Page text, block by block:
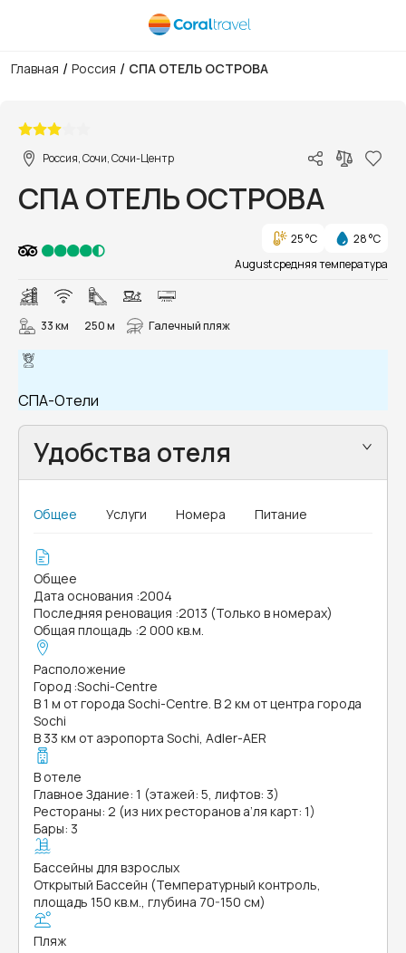
Главная / Россия / СПА ОТЕЛЬ ОСТРОВА
Россия, Сочи, Сочи-Центр
СПА ОТЕЛЬ ОСТРОВА
25 °C
28 °C
August средняя температура
33 км 250 м Галечный пляж
СПА-Отели
Удобства отеля
Общее Услуги Номера Питание
Общее
Дата основания :2004
Последняя реновация :2013 (Только в номерах)
Общая площадь :2 000 кв.м.
Расположение
Город :Sochi-Centre
В 1 м от города Sochi-Centre. В 2 км от центра города
Sochi
В 33 км от аэропорта Sochi, Adler-AER
В отеле
Главное Здание: 1 (этажей: 5, лифтов: 3)
Рестораны: 2 (из них ресторанов а’ля карт: 1)
Бары: 3
Бассейны для взрослых
Открытый Бассейн (Температурный контроль,
площадь 150 кв.м., глубина 70-150 см)
Пляж